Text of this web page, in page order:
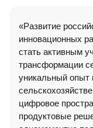
«Развитие
инновационных
стать активным
трансформации
уникальный опыт
цифровое
продуктовые